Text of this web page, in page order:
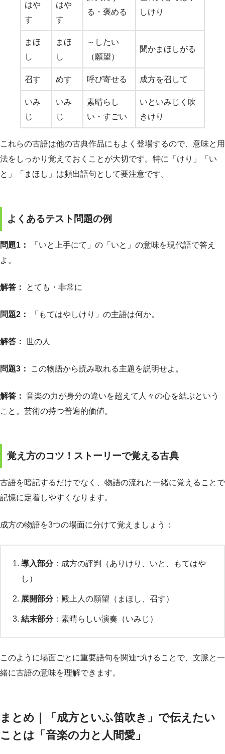
はや
す
はや
す
る・褒める
しけり
まほ
し
まほ
し
～したい
（願望）
聞かまほしがる
召す めす 呼び寄せる 成方を召して
いみ
じ
いみ
じ
素晴らし
い・すごい
いといみじく吹
きけり
これらの古語は他の古典作品にもよく登場するので、意味と用
法をしっかり覚えておくことが大切です。特に「けり」「い
と」「まほし」は頻出語句として要注意です。
よくあるテスト問題の例
問題1：
「いと上手にて」の「いと」の意味を現代語で答え
よ。
解答： とても・非常に
問題2： 「もてはやしけり」の主語は何か。
解答： 世の人
問題3： この物語から読み取れる主題を説明せよ。
解答： 音楽の力が身分の違いを超えて人々の心を結ぶという
こと。芸術の持つ普遍的価値。
覚え方のコツ！ストーリーで覚える古典
古語を暗記するだけでなく、物語の流れと一緒に覚えることで
記憶に定着しやすくなります。
成方の物語を3つの場面に分けて覚えましょう：
導入部分：成方の評判（ありけり、いと、もてはや
し）
展開部分：殿上人の願望（まほし、召す）
結末部分：素晴らしい演奏（いみじ）
このように場面ごとに重要語句を関連づけることで、文脈と一
緒に古語の意味を理解できます。
まとめ｜「成方といふ笛吹き」で伝えたい
ことは「音楽の力と人間愛」